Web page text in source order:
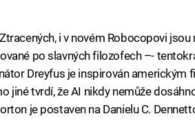
i v novém Robocopovi
po slavných filozofech –-
Dreyfus je inspirován americkým
jiné tvrdí, že AI nikdy nemůže
je postaven na Danielu C.